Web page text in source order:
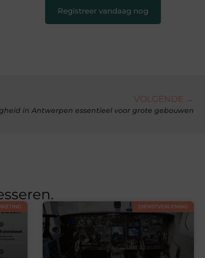
Registreer vandaag nog
VOLGENDE →
in Antwerpen essentieel voor grote gebouwen
DIENSTVERLENING